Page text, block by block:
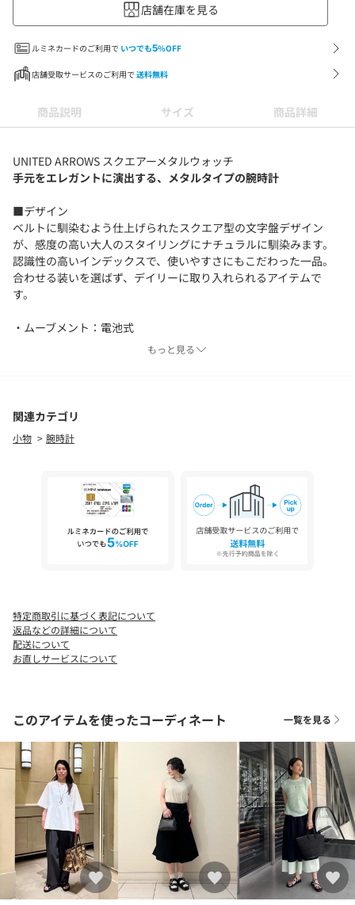
店舗在庫を見る
ルミネカードのご利用で いつでも5%OFF
店舗受取サービスのご利用で 送料無料
商品説明 サイズ 商品詳細
UNITED ARROWS スクエアーメタルウォッチ
手元をエレガントに演出する、メタルタイプの腕時計
■デザイン
ベルトに馴染むよう仕上げられたスクエア型の文字盤デザイン
が、感度の高い大人のスタイリングにナチュラルに馴染みます。
認識性の高いインデックスで、使いやすさにもこだわった一品。
合わせる装いを選ばず、デイリーに取り入れられるアイテムで
す。
・ムーブメント：電池式
※「保証書が添付されている商品」をお買い求め頂いた際は、納
品書が販売元・購入日の証明となります。
保証書と共に納品書も大切に保管していただきますようお願い申
書き」、「洗濯表示」を必ずご確認ください。
※商品画像は、光の当たり具合やパソコンなどの閲覧環境によ
り、実際の色味と異なって見える場合がございます。予めご了承
※商品の色味の目安は、商品単体の画像をご参照ください。
サイズ、素材等が若干異なる場合がございます。
※本商品は販売価格の変更を実施したため、サイト内に明記した
金額と異なる価格のタグが添付された状態でお客様に納品される
店舗にてお問い合わせの際は、全国のUNITED ARROWS店舗まで
下記の品番をお申し付け下さい。
品名：◎UAB SQ METAL 品番：17436990638
■こちらの時計をお買い求めの場合、電池サービスカードは付属
致しません。予めご了承ください。
もっと見る
関連カテゴリ
小物 腕時計
特定商取引に基づく表記について
返品などの詳細について
配送について
お直しサービスについて
このアイテムを使ったコーディネート 一覧を見る